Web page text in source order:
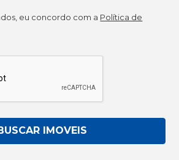
eu concordo com a Política de
IMOVEIS